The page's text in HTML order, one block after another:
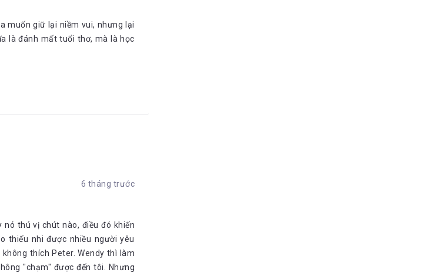
muốn giữ lại niềm vui, nhưng lại
là đánh mất tuổi thơ, mà là học
6 tháng trước
thú vị chút nào, điều đó khiến
thiếu nhi được nhiều người yêu
thích Peter. Wendy thì làm
"chạm" được đến tôi. Nhưng